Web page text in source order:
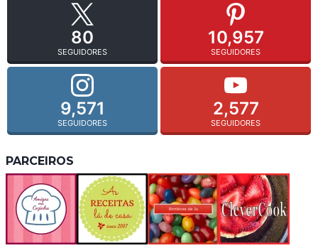
80
SEGUIDORES
10,957
SEGUIDORES
9,571
SEGUIDORES
2,577
SEGUIDORES
PARCEIROS